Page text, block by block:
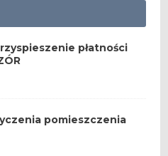
płatności
pomieszczenia